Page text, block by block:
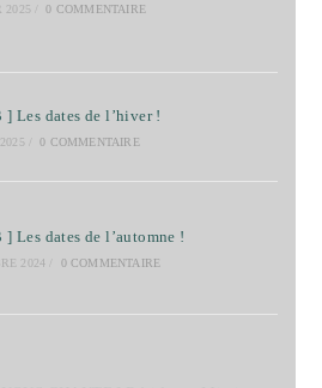
2025 0 COMMENTAIRE
] Les dates de l’hiver !
0 COMMENTAIRE
] Les dates de l’automne !
2024 0 COMMENTAIRE